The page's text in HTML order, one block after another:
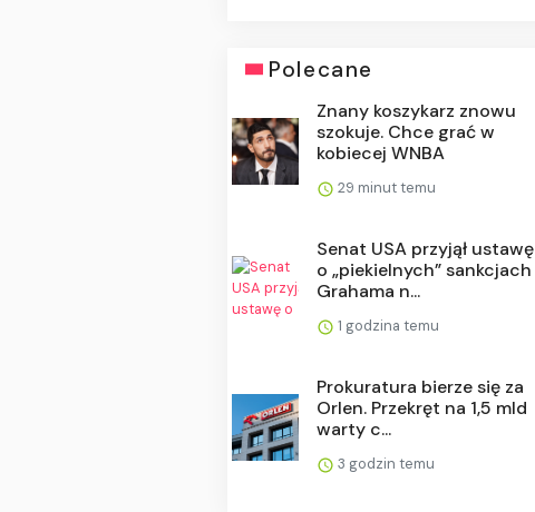
Polecane
Znany koszykarz znowu
szokuje. Chce grać w
kobiecej WNBA
29 minut temu
Senat USA przyjął ustawę
o „piekielnych” sankcjach
Grahama n...
1 godzina temu
Prokuratura bierze się za
Orlen. Przekręt na 1,5 mld
warty c...
3 godzin temu